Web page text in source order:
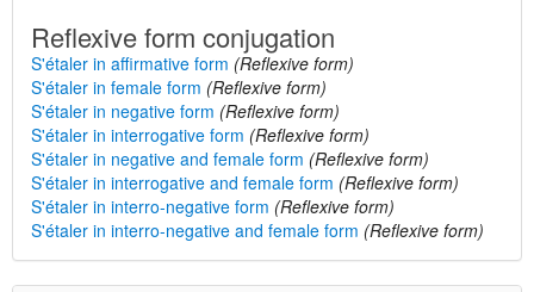
Reflexive form conjugation
S'étaler in affirmative form (Reflexive form)
S'étaler in female form (Reflexive form)
S'étaler in negative form (Reflexive form)
S'étaler in interrogative form (Reflexive form)
S'étaler in negative and female form (Reflexive form)
S'étaler in interrogative and female form (Reflexive form)
S'étaler in interro-negative form (Reflexive form)
S'étaler in interro-negative and female form (Reflexive form)